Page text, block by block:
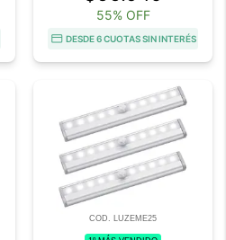
55% OFF
DESDE 6 CUOTAS SIN INTERÉS
COD. LUZEME25